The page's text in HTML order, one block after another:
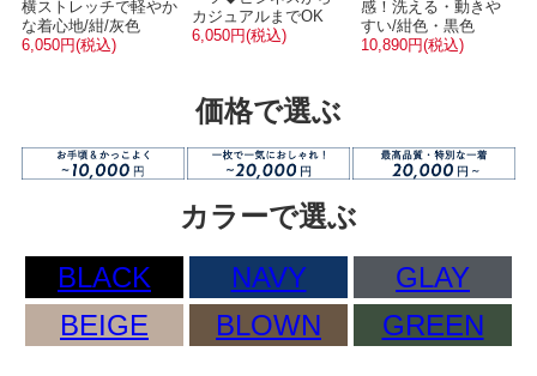
横ストレッチで軽やか
な着心地/紺/灰色
6,050円(税込)
カジュアルまでOK
6,050円(税込)
感！洗える・動きや
すい/紺色・黒色
10,890円(税込)
価格で選ぶ
カラーで選ぶ
BLACK
NAVY
GLAY
BEIGE
BLOWN GREEN